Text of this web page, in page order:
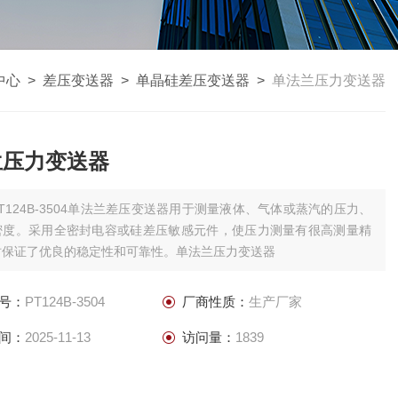
心 > 差压变送器 > 单晶硅差压变送器 > 单法兰压力变送器
力变送器
3504单法兰差压变送器用于测量液体、气体或蒸汽的压力、
。采用全密封电容或硅差压敏感元件，使压力测量有很高测量精
证了优良的稳定性和可靠性。单法兰压力变送器
： PT124B-3504 厂商性质： 生产厂家
： 2025-11-13 访问量： 1839